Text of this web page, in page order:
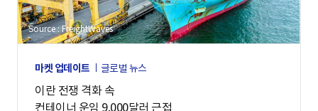
Source : FreightWaves
마켓 업데이트 글로벌 뉴스
이란 전쟁 격화 속
컨테이너 운임 9,000달러 근접